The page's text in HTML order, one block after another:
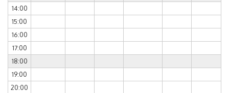
14:00
15:00
16:00
17:00
18:00
19:00
20:00